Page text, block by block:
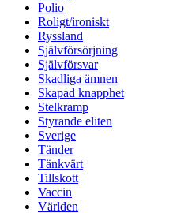
Polio
Roligt/ironiskt
Ryssland
Självförsörjning
Självförsvar
Skadliga ämnen
Skapad knapphet
Stelkramp
Styrande eliten
Sverige
Tänder
Tänkvärt
Tillskott
Vaccin
Världen